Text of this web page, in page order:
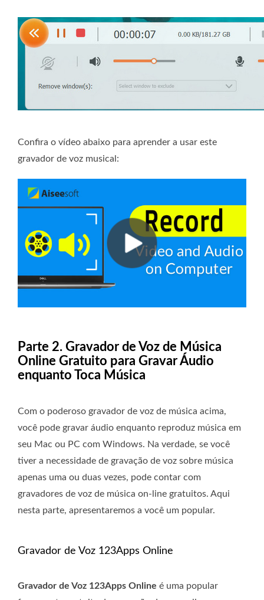
Confira o vídeo abaixo para aprender a usar este
gravador de voz musical:
Parte 2. Gravador de Voz de Música
Online Gratuito para Gravar Áudio
enquanto Toca Música
Com o poderoso gravador de voz de música acima,
você pode gravar áudio enquanto reproduz música em
seu Mac ou PC com Windows. Na verdade, se você
tiver a necessidade de gravação de voz sobre música
apenas uma ou duas vezes, pode contar com
gravadores de voz de música on-line gratuitos. Aqui
nesta parte, apresentaremos a você um popular.
Gravador de Voz 123Apps Online
Gravador de Voz 123Apps Online é uma popular